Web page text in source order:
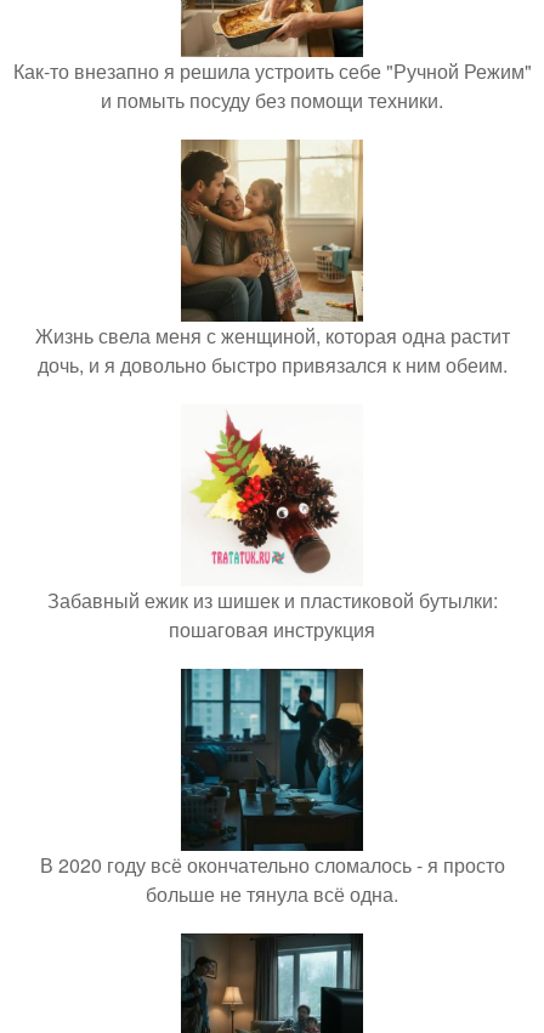
Как-то внезапно я решила устроить себе "Ручной Режим"
и помыть посуду без помощи техники.
Жизнь свела меня с женщиной, которая одна растит
дочь, и я довольно быстро привязался к ним обеим.
Забавный ежик из шишек и пластиковой бутылки:
пошаговая инструкция
В 2020 году всё окончательно сломалось - я просто
больше не тянула всё одна.